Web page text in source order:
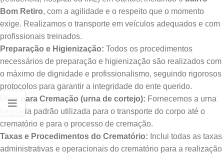
Bom Retiro, com a agilidade e o respeito que o momento
exige. Realizamos o transporte em veículos adequados e com
profissionais treinados.
Preparação e Higienização: Todos os procedimentos
necessários de preparação e higienização são realizados com
o máximo de dignidade e profissionalismo, seguindo rigorosos
protocolos para garantir a integridade do ente querido.
Urna para Cremação (urna de cortejo): Fornecemos a urna
funerária padrão utilizada para o transporte do corpo até o
crematório e para o processo de cremação.
Taxas e Procedimentos do Crematório: Inclui todas as taxas
administrativas e operacionais do crematório para a realização